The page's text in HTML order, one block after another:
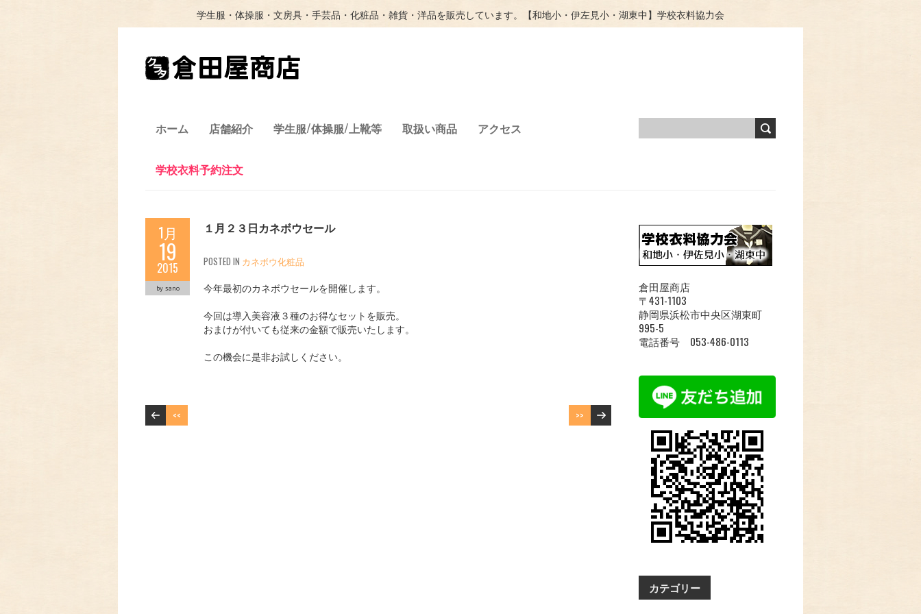
学生服・体操服・文房具・手芸品・化粧品・雑貨・洋品を販売しています。【和地小・伊左見小・湖東中】学校衣料協力会
ホーム 店舗紹介 学生服/体操服/上靴等 取扱い商品 アクセス
学校衣料予約注文
1月
19
2015
by sano
１月２３日カネボウセール
POSTED IN カネボウ化粧品
今年最初のカネボウセールを開催します。
今回は導入美容液３種のお得なセットを販売。
おまけが付いても従来の金額で販売いたします。
この機会に是非お試しください。
<< >>
倉田屋商店
〒431-1103
静岡県浜松市中央区湖東町
995-5
電話番号 053-486-0113
カテゴリー